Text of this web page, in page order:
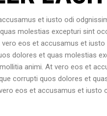
et iusto odi
molestias excepturi sint
eos et accusamus et
dolores et quas molestias
animi. At vero eos et
corrupti quos dolores et
eos et accusamus et iusto